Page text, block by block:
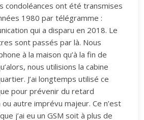
condoléances ont été transmises
1980 par télégramme :
qui a disparu en 2018. Le
sont passés par là. Nous
à la maison qu’à la fin de
nous utilisions la cabine
J’ai longtemps utilisé ce
pour prévenir du retard
autre imprévu majeur. Ce n’est
j’ai eu un GSM soit à plus de